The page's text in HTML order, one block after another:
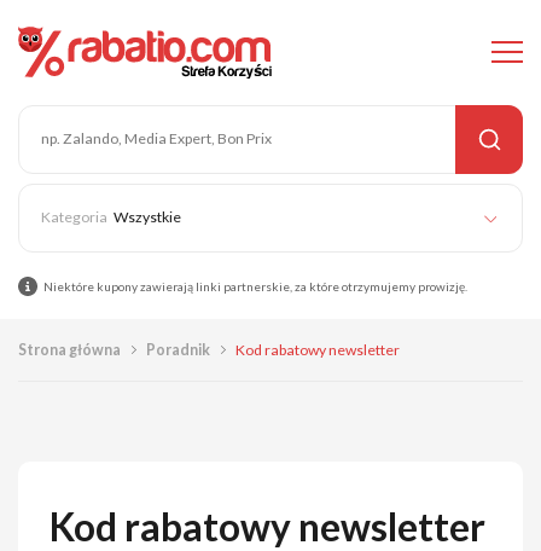
Wszystkie
Niektóre kupony zawierają linki partnerskie, za które otrzymujemy prowizję.
Strona główna Poradnik Kod rabatowy newsletter
Kod rabatowy newsletter